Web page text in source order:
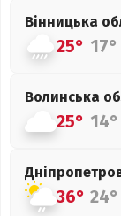
Вінницька
25° 17°
Волинська
25° 14°
36° 24°